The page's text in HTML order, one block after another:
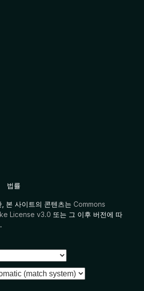
법률
, 본 사이트의 콘텐츠는 Commons
License v3.0 또는 그 이후 버전에 따